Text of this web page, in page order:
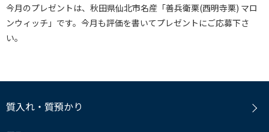
今月のプレゼントは、秋田県仙北市名産「善兵衛栗(西明寺栗) マロ
ンウィッチ」です。今月も評価を書いてプレゼントにご応募下さ
い。
質入れ・質預かり